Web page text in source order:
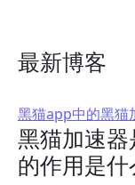
最新博客
黑猫app中的黑猫
黑猫加速
的作用是什